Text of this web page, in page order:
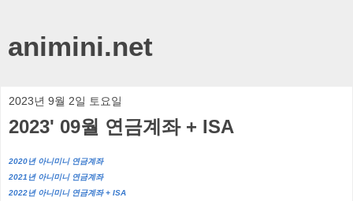
animini.net
2023년 9월 2일 토요일
2023' 09월 연금계좌 + ISA
2020년 아니미니 연금계좌
2021년 아니미니 연금계좌
2022년 아니미니 연금계좌 + ISA